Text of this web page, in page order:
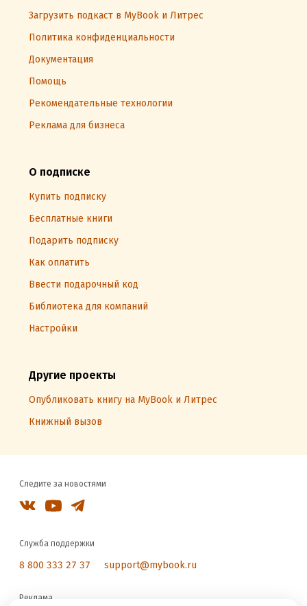
Загрузить подкаст в MyBook и Литрес
Политика конфиденциальности
Документация
Помощь
Рекомендательные технологии
Реклама для бизнеса
О подписке
Купить подписку
Бесплатные книги
Подарить подписку
Как оплатить
Ввести подарочный код
Библиотека для компаний
Настройки
Другие проекты
Опубликовать книгу на MyBook и Литрес
Книжный вызов
Следите за новостями
Служба поддержки
8 800 333 27 37 support@mybook.ru
Реклама